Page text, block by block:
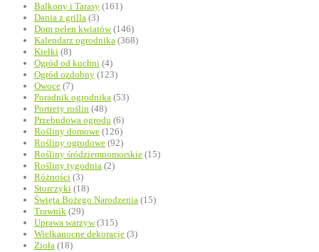
Balkony i Tarasy (161)
Dania z grilla (3)
Dom pełen kwiatów(146)
Kalendarz ogrodnika (368)
Kiełki (8)
Ogród od kuchni (4)
Ogród ozdobny (123)
Owoce (7)
Poradnik ogrodnika (53)
Portrety roślin (48)
Przebudowa ogrodu (6)
Rośliny domowe (126)
Rośliny ogrodowe (92)
Rośliny śródziemnomorskie (15)
Rośliny tygodnia (2)
Różności (3)
Storczyki (18)
Święta Bożego Narodzenia (15)
Trawnik (29)
Uprawa warzyw(315)
Wielkanocne dekoracje (3)
Zioła (18)